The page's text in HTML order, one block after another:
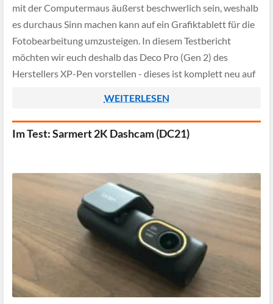
mit der Computermaus äußerst beschwerlich sein, weshalb
es durchaus Sinn machen kann auf ein Grafiktablett für die
Fotobearbeitung umzusteigen. In diesem Testbericht
möchten wir euch deshalb das Deco Pro (Gen 2) des
Herstellers XP-Pen vorstellen - dieses ist komplett neu auf
WEITERLESEN
Im Test: Sarmert 2K Dashcam (DC21)